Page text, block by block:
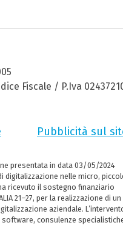
Fiscale / P.Iva
Pubblicità sul
presentata in data 03/05/2024
digitalizzazione nelle micro,
ricevuto il sostegno finanziario
21–27, per la realizzazione di un
aziendale.
consulenze